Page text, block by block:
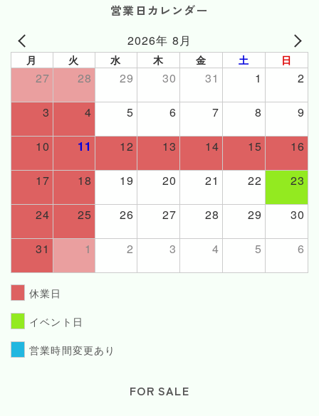
営業日カレンダー
2026年 8月
月 火 水 木 金 土 日
27 28 29 30 31 1 2
3 4 5 6 7 8 9
10 11 12 13 14 15 16
17 18 19 20 21 22 23
24 25 26 27 28 29 30
31 1 2 3 4 5 6
休業日
イベント日
営業時間変更あり
FOR SALE